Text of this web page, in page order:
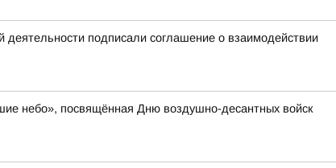
подписали соглашение о взаимодействии
небо», посвящённая Дню воздушно-десантных войск